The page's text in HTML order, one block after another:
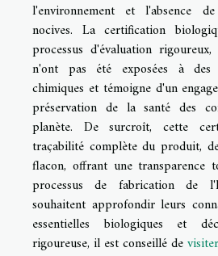
l'environnement et l'absence
nocives. La certification
processus d'évaluation
n'ont pas été exposées à des
chimiques et témoigne d'un
préservation de la santé des
planète. De surcroît, cette
traçabilité complète du produit,
flacon, offrant une
processus de fabrication de
souhaitent approfondir leurs
essentielles biologiques et
rigoureuse, il est conseillé de